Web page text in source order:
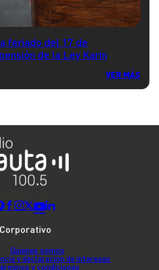
feriado del 17 de
de la Ley Karin
VER MÁS
Corporativo
Quienes somos
y declaración de intereses
y condiciones